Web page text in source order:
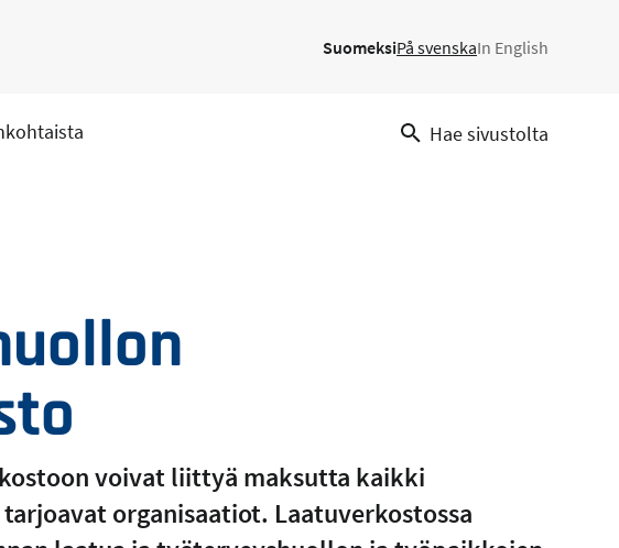
SuomeksiPå svenskaIn English
Hae sivustolta
voivat liittyä maksutta kaikki
organisaatiot. Laatuverkostossa